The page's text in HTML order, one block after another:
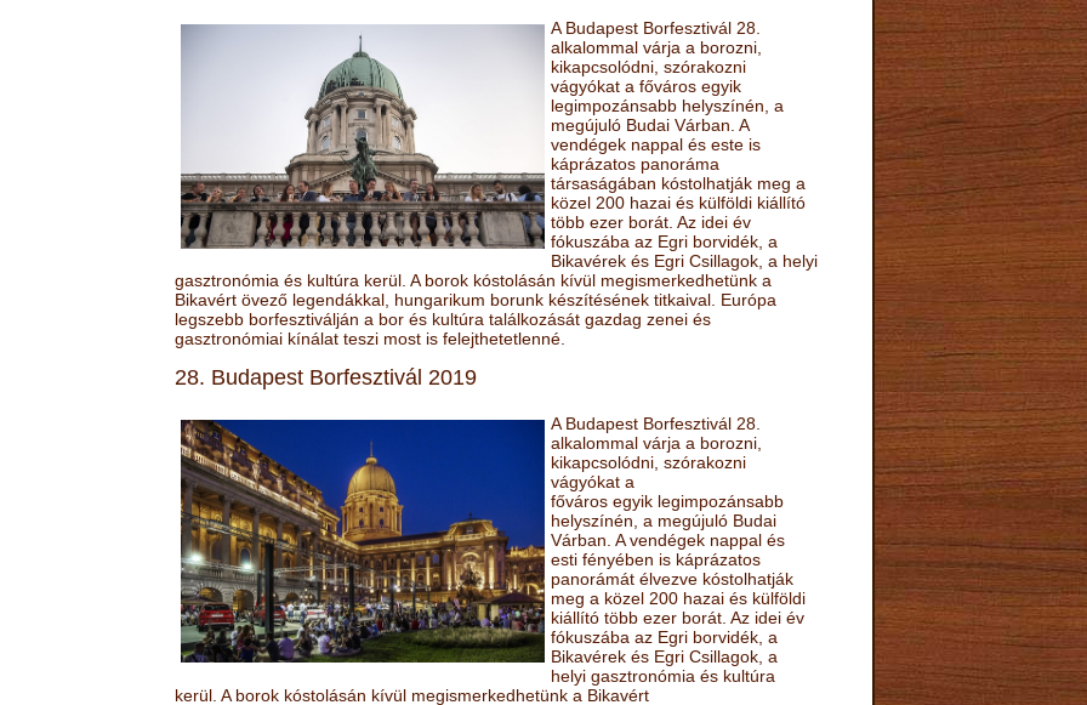
A Budapest Borfesztivál 28.
alkalommal várja a borozni,
kikapcsolódni, szórakozni
vágyókat a főváros egyik
legimpozánsabb helyszínén, a
megújuló Budai Várban. A
vendégek nappal és este is
káprázatos panoráma
társaságában kóstolhatják meg a
közel 200 hazai és külföldi kiállító
több ezer borát. Az idei év
fókuszába az Egri borvidék, a
Bikavérek és Egri Csillagok, a helyi
gasztronómia és kultúra kerül. A borok kóstolásán kívül megismerkedhetünk a
Bikavért övező legendákkal, hungarikum borunk készítésének titkaival. Európa
legszebb borfesztiválján a bor és kultúra találkozását gazdag zenei és
gasztronómiai kínálat teszi most is felejthetetlenné.
28. Budapest Borfesztivál 2019
A Budapest Borfesztivál 28.
alkalommal várja a borozni,
kikapcsolódni, szórakozni
vágyókat a
főváros egyik legimpozánsabb
helyszínén, a megújuló Budai
Várban. A vendégek nappal és
esti fényében is káprázatos
panorámát élvezve kóstolhatják
meg a közel 200 hazai és külföldi
kiállító több ezer borát. Az idei év
fókuszába az Egri borvidék, a
Bikavérek és Egri Csillagok, a
helyi gasztronómia és kultúra
kerül. A borok kóstolásán kívül megismerkedhetünk a Bikavért